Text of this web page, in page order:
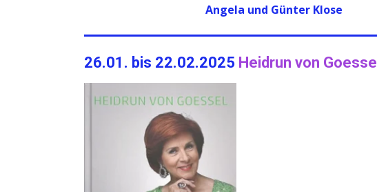
Angela und Günter Klose
26.01. bis 22.02.2025 Heidrun von Goessel